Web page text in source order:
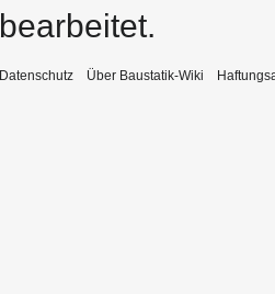
bearbeitet.
Datenschutz Über Baustatik-Wiki